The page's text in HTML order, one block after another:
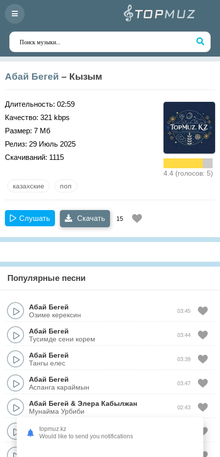
Абай Бегей – Кызым
Длительность: 02:59
Качество: 321 kbps
Размер: 7 Мб
Релиз: 29 Июль 2025
Скачиваний: 1115
4.4 (голосов: 5)
казахские поп
Слушать Скачать 15
Популярные песни
Абай Бегей
Озиме керексин
03:45
Абай Бегей
Тусимде сени корем
03:44
Абай Бегей
Тангы елес
03:39
Абай Бегей
Аспанга караймын
03:47
Абай Бегей & Элера Кабылжан
Мунайма Урбиби
02:43
Абай Бегей
Омир
topmuz.kz
Would like to send you notifications